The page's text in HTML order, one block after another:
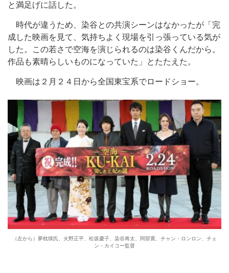
と満足げに話した。
時代が違うため、染谷との共演シーンはなかったが「完
成した映画を見て、気持ちよく現場を引っ張っている気が
した。この若さで空海を演じられるのは染谷くんだから。
作品も素晴らしいものになっていた」とたたえた。
映画は２月２４日から全国東宝系でロードショー。
（左から）夢枕獏氏、火野正平、松坂慶子、染谷将太、阿部寛、チャン・ロンロン、チェ
ン・カイコー監督